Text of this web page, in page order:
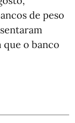
de peso
o banco